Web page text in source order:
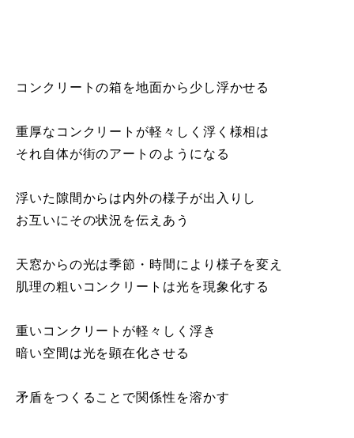
コンクリートの箱を地面から少し浮かせる
重厚なコンクリートが軽々しく浮く様相は
それ自体が街のアートのようになる
浮いた隙間からは内外の様子が出入りし
お互いにその状況を伝えあう
天窓からの光は季節・時間により様子を変え
肌理の粗いコンクリートは光を現象化する
重いコンクリートが軽々しく浮き
暗い空間は光を顕在化させる
矛盾をつくることで関係性を溶かす